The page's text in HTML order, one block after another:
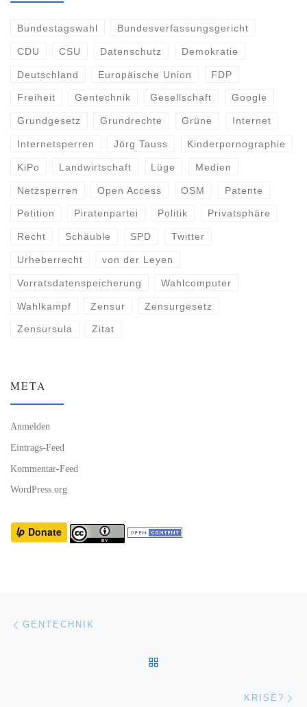
Bundestagswahl Bundesverfassungsgericht
CDU CSU Datenschutz Demokratie
Deutschland Europäische Union FDP
Freiheit Gentechnik Gesellschaft Google
Grundgesetz Grundrechte Grüne Internet
Internetsperren Jörg Tauss Kinderpornographie
KiPo Landwirtschaft Lüge Medien
Netzsperren Open Access OSM Patente
Petition Piratenpartei Politik Privatsphäre
Recht Schäuble SPD Twitter
Urheberrecht von der Leyen
Vorratsdatenspeicherung Wahlcomputer
Wahlkampf Zensur Zensurgesetz
Zensursula Zitat
META
Anmelden
Eintrags-Feed
Kommentar-Feed
WordPress.org
Beitragsnavigation
GENTECHNIK
KRISE?